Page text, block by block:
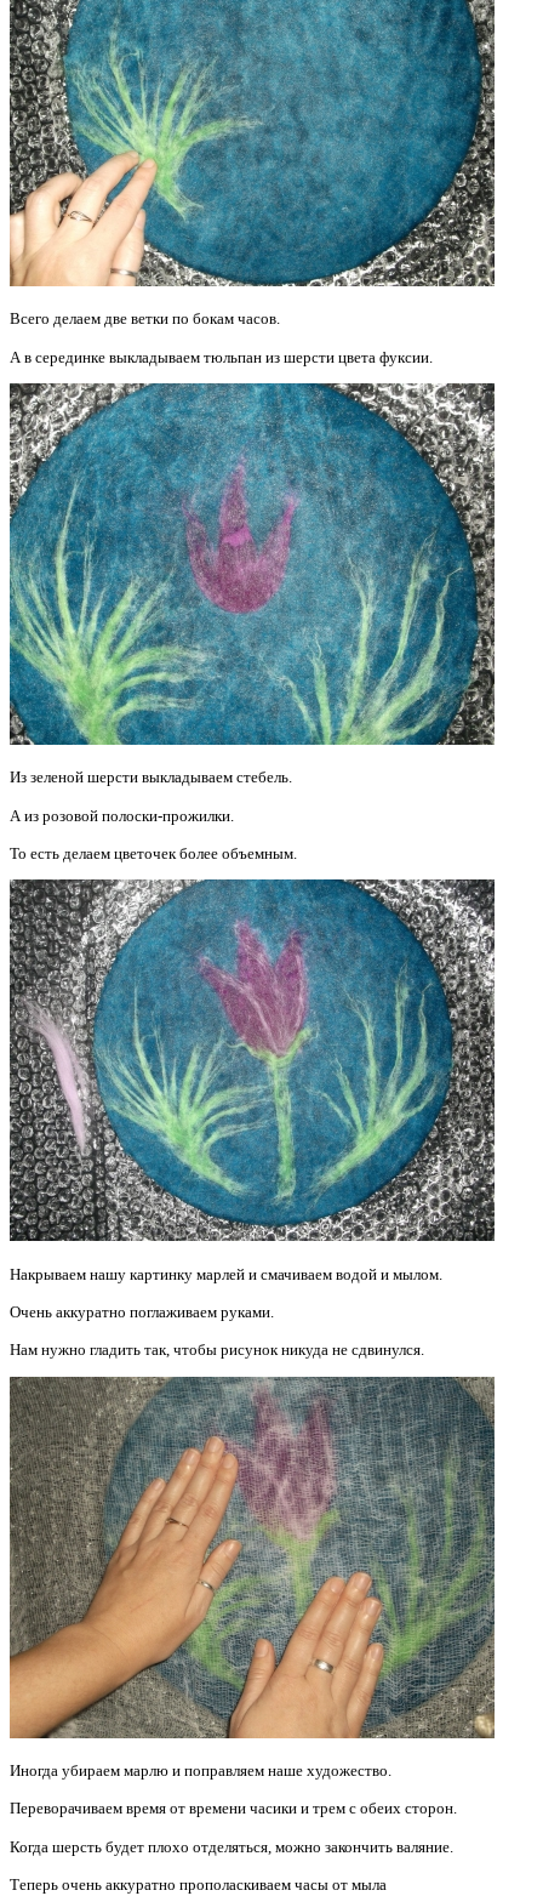
Всего делаем две ветки по бокам часов.
А в серединке выкладываем тюльпан из шерсти цвета фуксии.
Из зеленой шерсти выкладываем стебель.
А из розовой полоски-прожилки.
То есть делаем цветочек более объемным.
Накрываем нашу картинку марлей и смачиваем водой и мылом.
Очень аккуратно поглаживаем руками.
Нам нужно гладить так, чтобы рисунок никуда не сдвинулся.
Иногда убираем марлю и поправляем наше художество.
Переворачиваем время от времени часики и трем с обеих сторон.
Когда шерсть будет плохо отделяться, можно закончить валяние.
Теперь очень аккуратно прополаскиваем часы от мыла